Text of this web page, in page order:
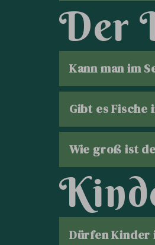
Der
Kann man im
Gibt es Fische
Wie groß ist
Kind
Dürfen Kinder